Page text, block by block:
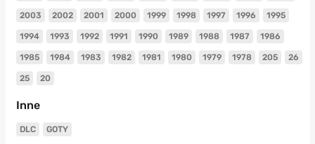
2003 2002 2001 2000 1999 1998 1997 1996 1995
1994 1993 1992 1991 1990 1989 1988 1987 1986
1985 1984 1983 1982 1981 1980 1979 1978 205 26
25 20
Inne
DLC GOTY